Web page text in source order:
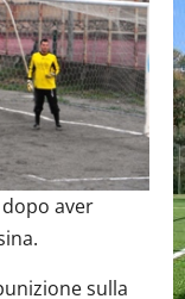
aver
sulla